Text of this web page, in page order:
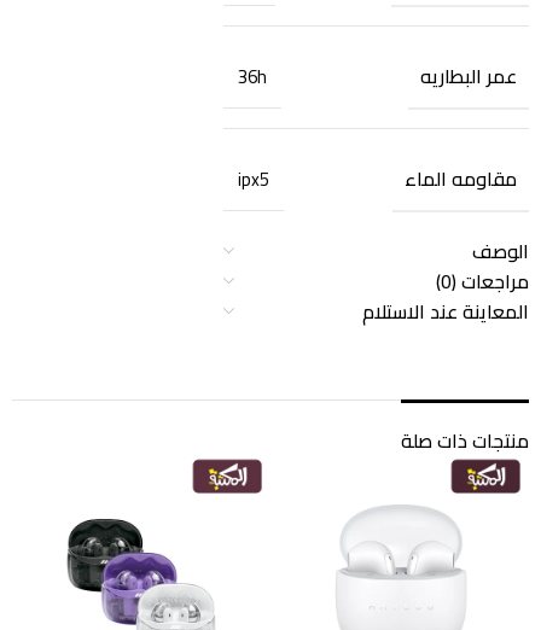
عمر البطاريه 36h
مقاومه الماء ipx5
الوصف
مراجعات (0)
المعاينة عند الاستلام
منتجات ذات صلة